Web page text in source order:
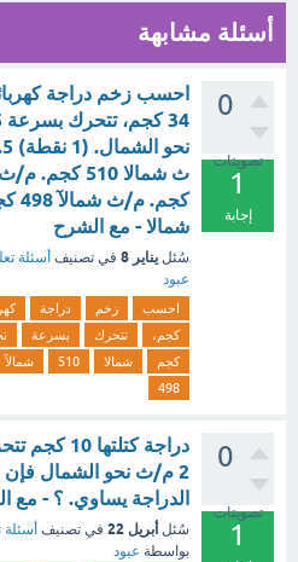
أسئلة مشابهة
0
تصويتات
1
إجابة
احسب زخم دراجة
كجم.
شمالا - مع الشرح
سُئل يناير 8 في تصنيف أسئلة
عبود
احسب زخم دراجة
كجم،
تتحرك بسرعة
كجم
شمالا 510 شمالآ
498
0
تصويتات
1
دراجة كتلتها
2 م/ث نحو الشمال
الدراجة يساوي. ؟ - مع
سُئل أبريل 22 في تصنيف أسئلة
بواسطة عبود